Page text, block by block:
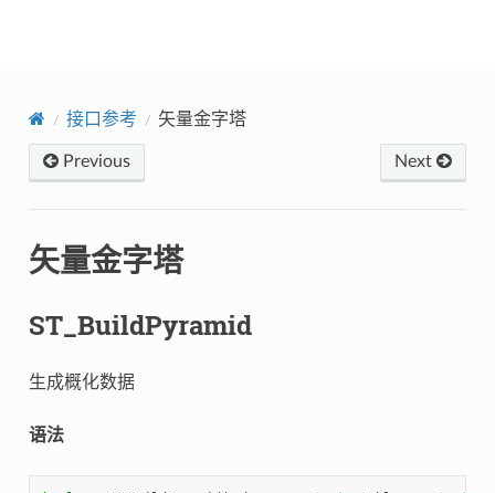
接口参考 矢量金字塔
Previous Next
矢量金字塔
ST_BuildPyramid
生成概化数据
语法